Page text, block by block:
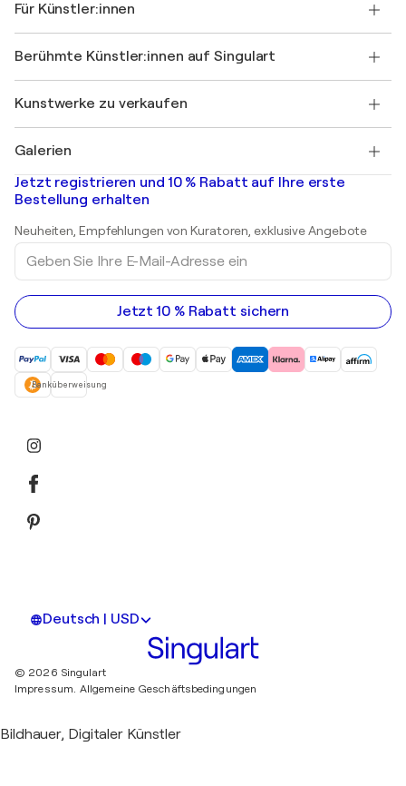
Einen Gutschein verschenken
Werden Sie Mitglied unseres Handelsprogramms
Ihr Konto
+49 30 31196995
FAQ
Singulart-Magazin
Jobs
Entdecken Sie kuratierte Originalkunst
Für Künstler:innen
Als Künstler anmelden
Berühmte Künstler:innen auf Singulart
Marc Chagall
Banksy
Mr. Brainwash
Shepard Fairey
Kunstwerke zu verkaufen
Abstrakte Gemälde zu verkaufen
Landschaftsgemälde
Drucke
Acrylgemälde
Galerien
Kunstgalerien in Deutschland
Kunstgalerien in Schweiz
Jetzt registrieren und 10 % Rabatt auf Ihre erste
Bestellung erhalten
Neuheiten, Empfehlungen von Kuratoren, exklusive Angebote
Geben
Sie
Ihre
E-
Mail-
Adresse
Jetzt 10 % Rabatt sichern
Banküberweisung
Deutsch | USD
© 2026 Singulart
Impressum. Allgemeine Geschäftsbedingungen
Bildhauer, Digitaler Künstler